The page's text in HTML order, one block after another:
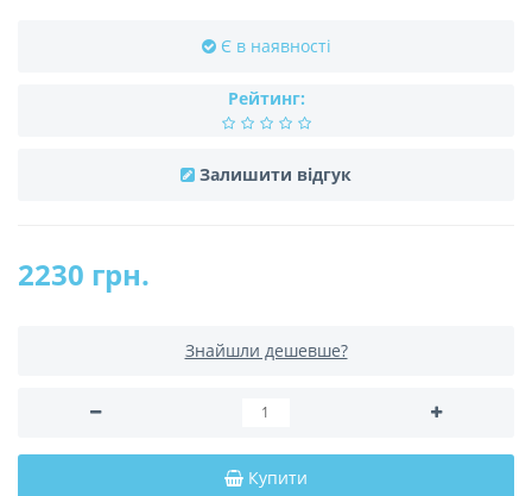
Є в наявності
Рейтинг:
Залишити відгук
2230 грн.
Знайшли дешевше?
Купити